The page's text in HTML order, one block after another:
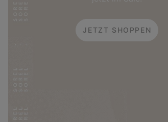
JETZT SHOPPEN